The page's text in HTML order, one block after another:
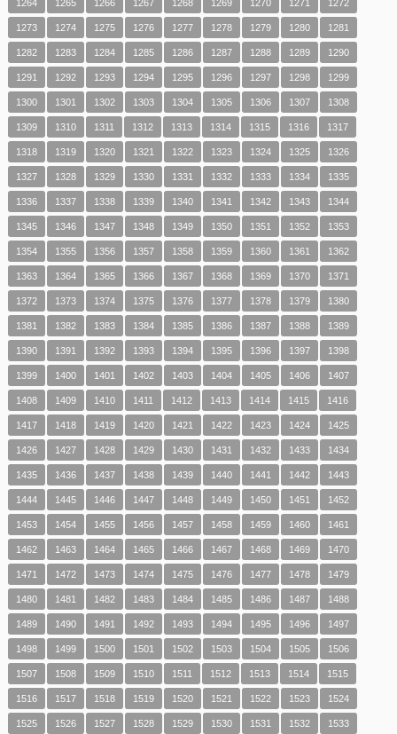
1264 1265 1266 1267 1268 1269 1270 1271 1272
1273 1274 1275 1276 1277 1278 1279 1280 1281
1282 1283 1284 1285 1286 1287 1288 1289 1290
1291 1292 1293 1294 1295 1296 1297 1298 1299
1300 1301 1302 1303 1304 1305 1306 1307 1308
1309 1310 1311 1312 1313 1314 1315 1316 1317
1318 1319 1320 1321 1322 1323 1324 1325 1326
1327 1328 1329 1330 1331 1332 1333 1334 1335
1336 1337 1338 1339 1340 1341 1342 1343 1344
1345 1346 1347 1348 1349 1350 1351 1352 1353
1354 1355 1356 1357 1358 1359 1360 1361 1362
1363 1364 1365 1366 1367 1368 1369 1370 1371
1372 1373 1374 1375 1376 1377 1378 1379 1380
1381 1382 1383 1384 1385 1386 1387 1388 1389
1390 1391 1392 1393 1394 1395 1396 1397 1398
1399 1400 1401 1402 1403 1404 1405 1406 1407
1408 1409 1410 1411 1412 1413 1414 1415 1416
1417 1418 1419 1420 1421 1422 1423 1424 1425
1426 1427 1428 1429 1430 1431 1432 1433 1434
1435 1436 1437 1438 1439 1440 1441 1442 1443
1444 1445 1446 1447 1448 1449 1450 1451 1452
1453 1454 1455 1456 1457 1458 1459 1460 1461
1462 1463 1464 1465 1466 1467 1468 1469 1470
1471 1472 1473 1474 1475 1476 1477 1478 1479
1480 1481 1482 1483 1484 1485 1486 1487 1488
1489 1490 1491 1492 1493 1494 1495 1496 1497
1498 1499 1500 1501 1502 1503 1504 1505 1506
1507 1508 1509 1510 1511 1512 1513 1514 1515
1516 1517 1518 1519 1520 1521 1522 1523 1524
1525 1526 1527 1528 1529 1530 1531 1532 1533